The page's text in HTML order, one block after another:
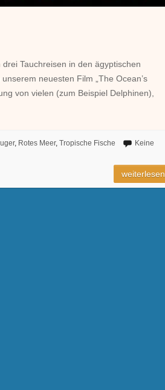
Tauchreisen in den ägyptischen
neuesten Film „The Ocean’s
von vielen (zum Beispiel Delphinen),
, Rotes Meer, Tropische Fische
Keine
weiterlesen